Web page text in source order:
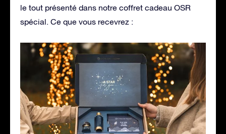
le tout présenté dans notre coffret cadeau OSR
spécial. Ce que vous recevrez :